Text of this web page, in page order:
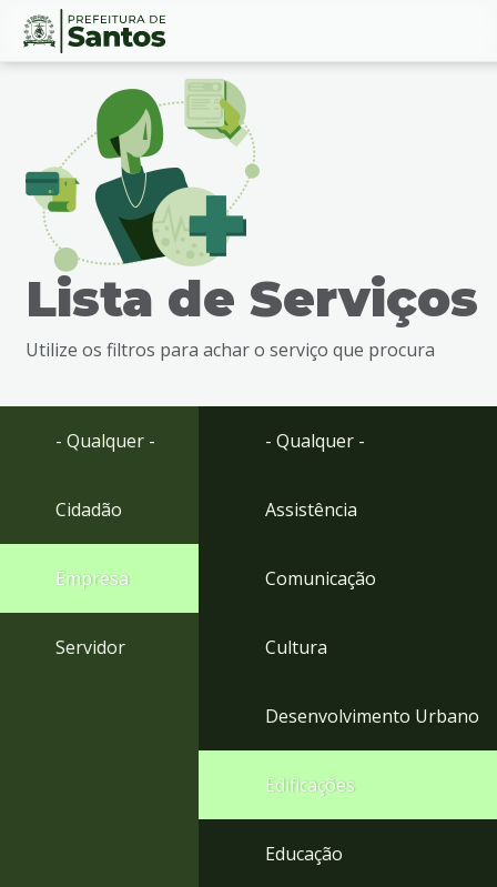
Ir
busca
Ir
Conteúdo
Lista de Serviços
Utilize os filtros para achar o serviço que procura
- Qualquer -
Cidadão
Empresa
Servidor
- Qualquer -
Assistência
Comunicação
Cultura
Desenvolvimento Urbano
Edificações
Educação